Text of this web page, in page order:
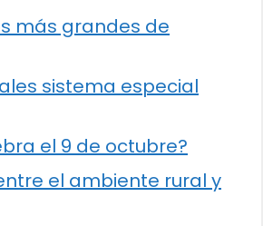
más grandes de
sistema especial
el 9 de octubre?
el ambiente rural y